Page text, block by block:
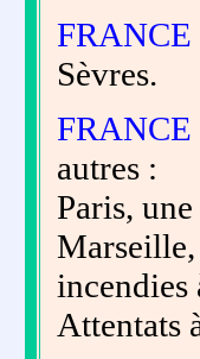
Sèvres.
autres :
Paris,
incendies
Attentats